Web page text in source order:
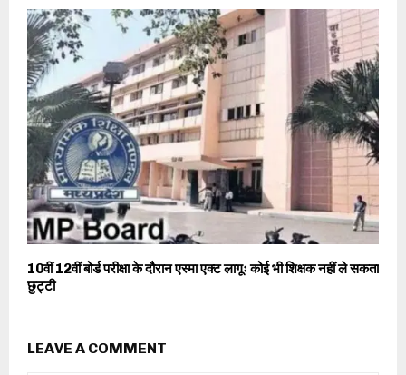
10वीं 12वीं बोर्ड परीक्षा के दौरान एस्मा एक्ट लागूः कोई भी शिक्षक नहीं ले सकता
छुट्टी
LEAVE A COMMENT